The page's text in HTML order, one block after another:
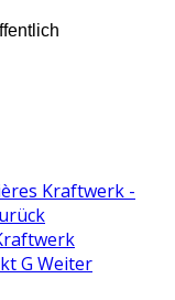
Kraftwerk -
G Weiter